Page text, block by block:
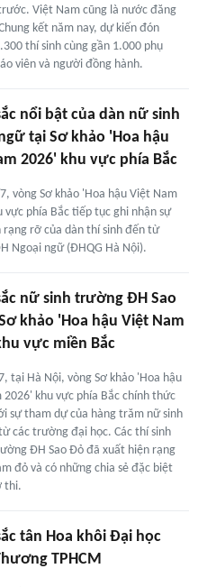
Việt Nam cũng là nước đăng
kết năm nay, dự kiến đón
thí sinh cùng gần 1.000 phụ
viên và người đồng hành.
nổi bật của dàn nữ sinh
tại Sơ khảo 'Hoa hậu
2026' khu vực phía Bắc
vòng Sơ khảo 'Hoa hậu Việt Nam
vực phía Bắc tiếp tục ghi nhận sự
rạng rỡ của dàn thí sinh đến từ
Ngoại ngữ (ĐHQG Hà Nội).
nữ sinh trường ĐH Sao
khảo 'Hoa hậu Việt Nam
vực miền Bắc
tại Hà Nội, vòng Sơ khảo 'Hoa hậu
2026' khu vực phía Bắc chính thức
sự tham dự của hàng trăm nữ sinh
các trường đại học. Các thí sinh
ĐH Sao Đỏ đã xuất hiện rạng
đỏ và có những chia sẻ đặc biệt
thi.
tân Hoa khôi Đại học
TPHCM